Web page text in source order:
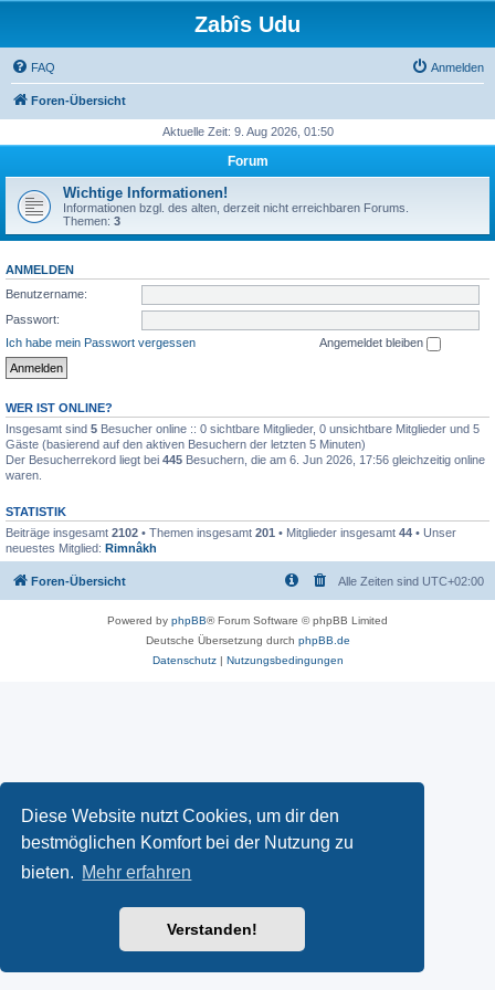
Diese Website nutzt Cookies, um dir den
bestmöglichen Komfort bei der Nutzung zu
bieten. Mehr erfahren
Verstanden!
Zabîs Udu
FAQ Anmelden
Foren-Übersicht
Aktuelle Zeit: 9. Aug 2026, 01:50
Forum
Wichtige Informationen!
Informationen bzgl. des alten, derzeit nicht erreichbaren Forums.
Themen: 3
ANMELDEN
Benutzername:
Passwort:
Ich habe mein Passwort vergessen
Angemeldet bleiben
WER IST ONLINE?
Insgesamt sind 5 Besucher online :: 0 sichtbare Mitglieder, 0 unsichtbare Mitglieder und 5
Gäste (basierend auf den aktiven Besuchern der letzten 5 Minuten)
Der Besucherrekord liegt bei 445 Besuchern, die am 6. Jun 2026, 17:56 gleichzeitig online
waren.
STATISTIK
Beiträge insgesamt 2102 • Themen insgesamt 201 • Mitglieder insgesamt 44 • Unser
neuestes Mitglied: Rimnâkh
Foren-Übersicht Alle Zeiten sind UTC+02:00
Powered by phpBB® Forum Software © phpBB Limited
Deutsche Übersetzung durch phpBB.de
Datenschutz| Nutzungsbedingungen